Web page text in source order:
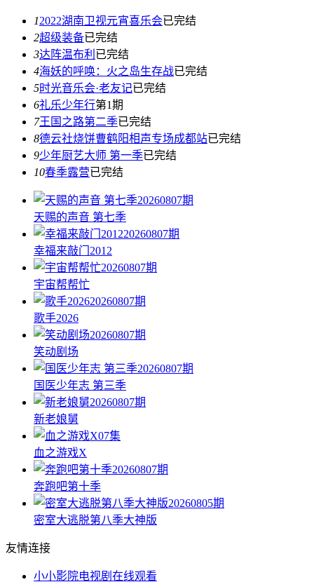
12022湖南卫视元宵喜乐会已完结
2超级装备已完结
3达阵温布利 已完结
4海妖的呼唤：火之岛生存战已完结
5时光音乐会·老友记已完结
6礼乐少年行第1期
7王国之路第二季已完结
8德云社烧饼曹鹤阳相声专场成都站已完结
9少年厨艺大师 第一季已完结
10春季露营已完结
20260807期
天赐的声音 第七季
20260807期
幸福来敲门2012
20260807期
宇宙帮帮忙
20260807期
歌手2026
20260807期
笑动剧场
20260807期
国医少年志 第三季
20260807期
新老娘舅
07集
血之游戏X
20260807期
奔跑吧第十季
20260805期
密室大逃脱第八季大神版
友情连接
小小影院电视剧在线观看